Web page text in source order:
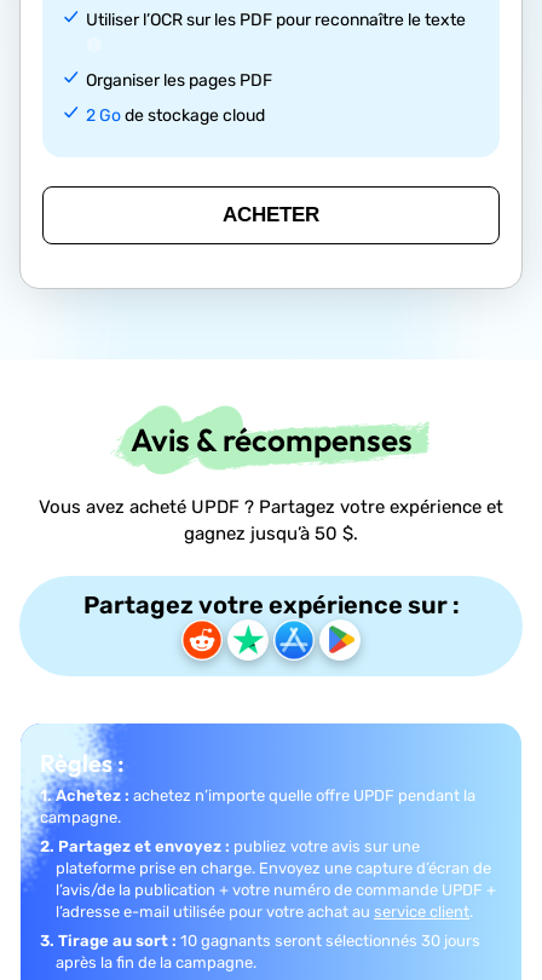
Utiliser l’OCR sur les PDF pour reconnaître le texte
Organiser les pages PDF
2 Gode stockage cloud
ACHETER
Avis & récompenses
Vous avez acheté UPDF ? Partagez votre expérience et
gagnez jusqu’à 50 $.
Partagez votre expérience sur :
Règles :
1. Achetez : achetez n’importe quelle offre UPDF pendant la
campagne.
2. Partagez et envoyez : publiez votre avis sur une
plateforme prise en charge. Envoyez une capture d’écran de
l’avis/de la publication + votre numéro de commande UPDF +
l’adresse e-mail utilisée pour votre achat au service client.
3. Tirage au sort : 10 gagnants seront sélectionnés 30 jours
après la fin de la campagne.